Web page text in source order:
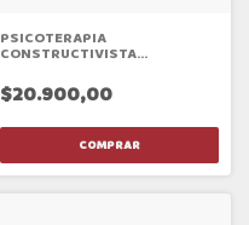
PSICOTERAPIA
CONSTRUCTIVISTA
ADOLESCENTES 2 ED
$20.900,00